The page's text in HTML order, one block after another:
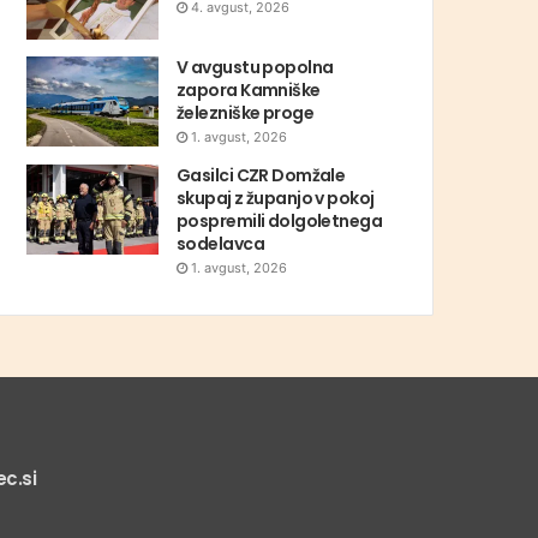
4. avgust, 2026
V avgustu popolna
zapora Kamniške
železniške proge
1. avgust, 2026
Gasilci CZR Domžale
skupaj z županjo v pokoj
pospremili dolgoletnega
sodelavca
1. avgust, 2026